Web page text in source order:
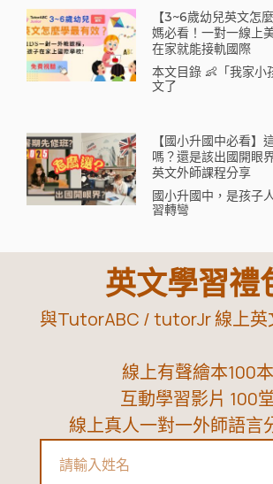
【3~6歲幼兒英文怎
媽必看！一對一線上
在家就能接軌國際
本文目錄 👶「我家小
文了
【國小升國中必看】
嗎？還是該出國開眼
英文外師課程分享
國小升國中，是孩子
習轉彎
英文學習禮
與TutorABC / tutorJr 線上英
線上有聲繪本100本
互動學習影片 100
線上真人一對一外師語言